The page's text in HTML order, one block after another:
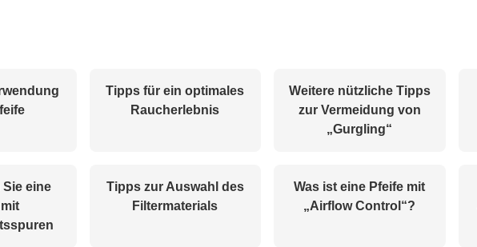
Tipps für ein optimales
Raucherlebnis
Weitere nützliche Tipps
zur Vermeidung von
„Gurgling“
eine
Tipps zur Auswahl des
Filtermaterials
Was ist eine Pfeife mit
„Airflow Control“?